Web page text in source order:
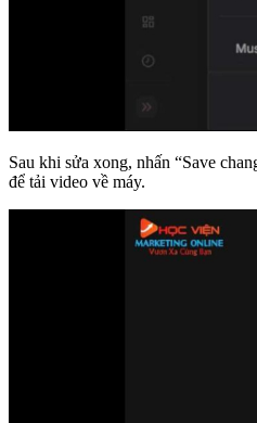
Sau khi sửa xong, nhấn “Save
để tải video về máy.